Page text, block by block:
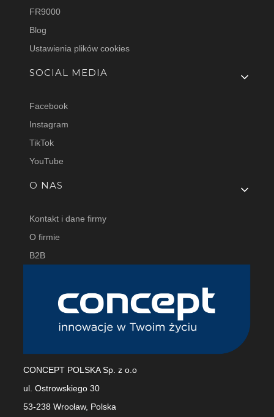
FR9000
Blog
Ustawienia plików cookies
SOCIAL MEDIA
Facebook
Instagram
TikTok
YouTube
O NAS
Kontakt i dane firmy
O firmie
B2B
CONCEPT POLSKA Sp. z o.o
ul. Ostrowskiego 30
53-238 Wrocław, Polska